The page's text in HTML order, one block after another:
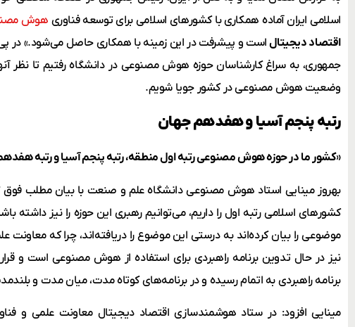
اسلامی ایران آماده همکاری با کشورهای اسلامی برای توسعه فناوری هوش
اقتصاد دیجیتالاست و پیشرفت در این زمینه با همکاری حاصل می‌شود.» در
جمهوری، به سراغ کارشناسان حوزه هوش مصنوعی در دانشگاه رفتیم تا نظر
وضعیت هوش مصنوعی در کشور جویا شویم.
رتبه پنجم آسیا و هفدهم جهان
«کشور ما در حوزه هوش مصنوعی رتبه اول منطقه، رتبه پنجم آسیا و رتبه
بهروز مینایی استاد هوش مصنوعی دانشگاه علم و صنعت با بیان مطلب فوق
کشورهای اسلامی رتبه اول را داریم، می‌توانیم رهبری این حوزه را نیز داشته
موضوعی را بیان کرده‌اند به درستی این موضوع را دریافته‌اند، چرا که
برنامه راهبردی به اتمام رسیده و در برنامه‌های کوتاه مدت، میان مدت و
مینایی افزود: در ستاد هوشمندسازی اقتصاد دیجیتال معاونت علمی و